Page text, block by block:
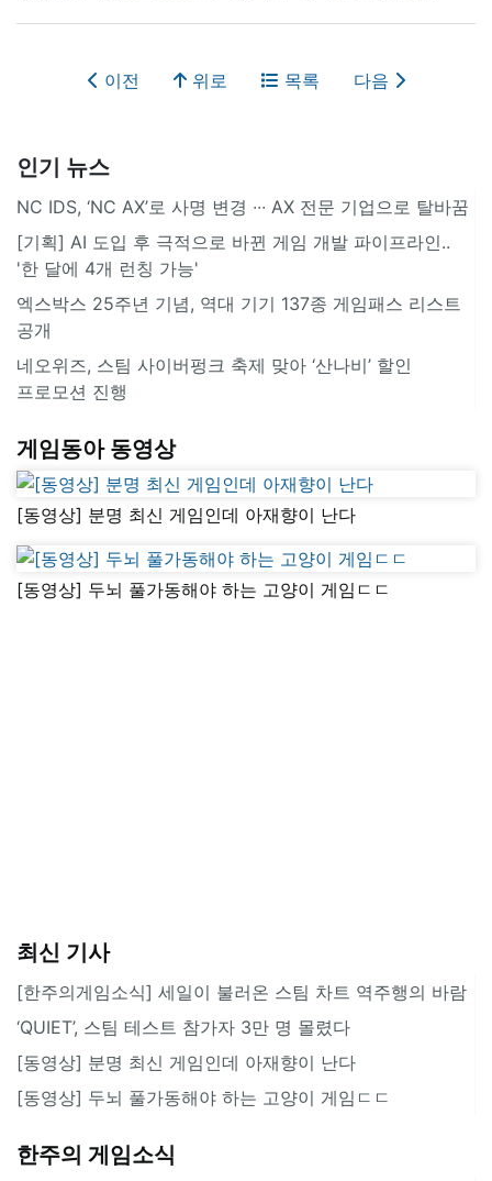
이전 위로 목록 다음
인기 뉴스
NC IDS, ‘NC AX’로 사명 변경 ∙∙∙ AX 전문 기업으로 탈바꿈
[기획] AI 도입 후 극적으로 바뀐 게임 개발 파이프라인..
'한 달에 4개 런칭 가능'
엑스박스 25주년 기념, 역대 기기 137종 게임패스 리스트
공개
네오위즈, 스팀 사이버펑크 축제 맞아 ‘산나비’ 할인
프로모션 진행
게임동아 동영상
[동영상] 분명 최신 게임인데 아재향이 난다
[동영상] 두뇌 풀가동해야 하는 고양이 게임ㄷㄷ
최신 기사
[한주의게임소식] 세일이 불러온 스팀 차트 역주행의 바람
‘QUIET’, 스팀 테스트 참가자 3만 명 몰렸다
[동영상] 분명 최신 게임인데 아재향이 난다
[동영상] 두뇌 풀가동해야 하는 고양이 게임ㄷㄷ
한주의 게임소식